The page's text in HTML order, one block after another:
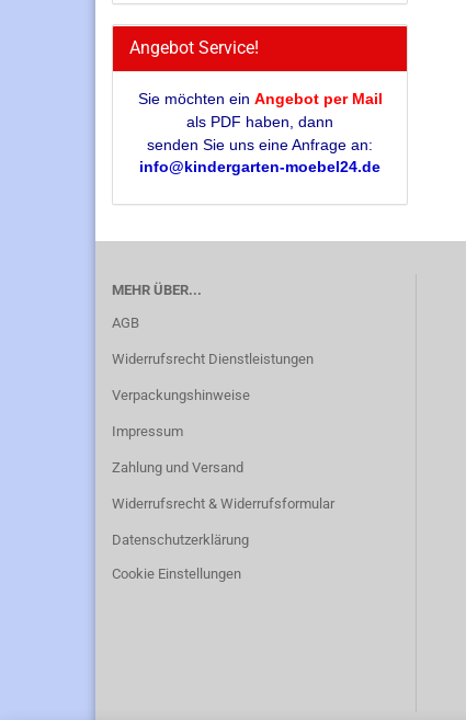
Angebot Service!
Sie möchten ein Angebot per Mail
als PDF haben, dann
senden Sie uns eine Anfrage an:
info@kindergarten-moebel24.de
MEHR ÜBER...
AGB
Widerrufsrecht Dienstleistungen
Verpackungshinweise
Impressum
Zahlung und Versand
Widerrufsrecht & Widerrufsformular
Datenschutzerklärung
Cookie Einstellungen